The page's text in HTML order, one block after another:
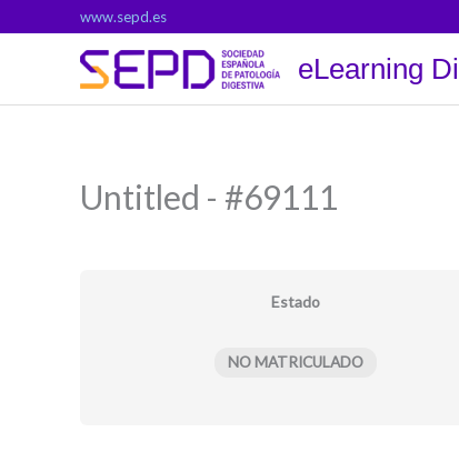
www.sepd.es
eLearning
Untitled - #69111
Estado
NO MATRICULADO